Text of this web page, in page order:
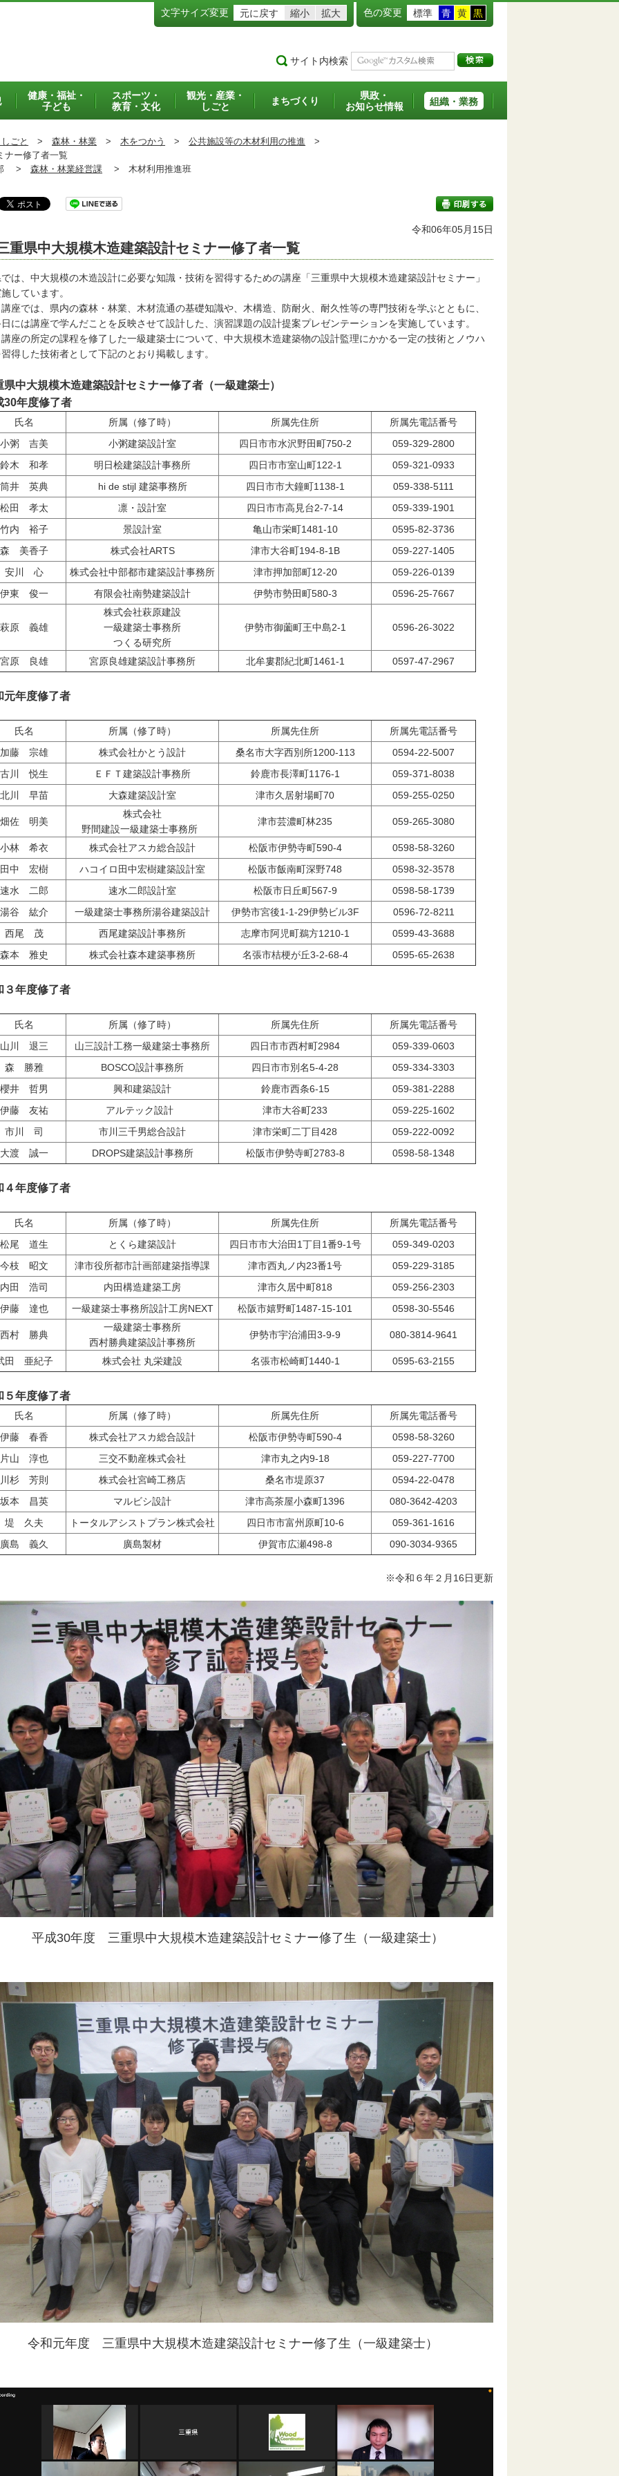
文字サイズ変更 元に戻す 縮小 拡大 色の変更 標準 青 黄 黒
サイト内検索
健康・福祉・
子ども
スポーツ・
教育・文化
観光・産業・
しごと
まちづくり
県政・
お知らせ情報
組織・業務
ごと > 森林・林業 > 木をつかう > 公共施設等の木材利用の推進 >
ー修了者一覧
>
森林・林業経営課 > 木材利用推進班
印刷する
令和06年05月15日
重県中大規模木造建築設計セミナー修了者一覧
、中大規模の木造設計に必要な知識・技術を習得するための講座「三重県中大規模木造建築設計セミナー」
しています。
では、県内の森林・林業、木材流通の基礎知識や、木構造、防耐火、耐久性等の専門技術を学ぶとともに、
には講座で学んだことを反映させて設計した、演習課題の設計提案プレゼンテーションを実施しています。
の所定の課程を修了した一級建築士について、中大規模木造建築物の設計監理にかかる一定の技術とノウハ
得した技術者として下記のとおり掲載します。
県中大規模木造建築設計セミナー修了者（一級建築士）
30年度修了者
氏名 所属（修了時） 所属先住所
所属先電話番号
小粥 吉美
小粥建築設計室 四日市市水沢野田町750-2
059-329-2800
鈴木 和孝
明日桧建築設計事務所 四日市市室山町122-1
059-321-0933
筒井 英典
hi de stijl 建築事務所 四日市市大鐘町1138-1
059-338-5111
松田 孝太
凛・設計室 四日市市高見台2-7-14
059-339-1901
竹内 裕子
景設計室 亀山市栄町1481-10
0595-82-3736
森 美香子
株式会社ARTS 津市大谷町194-8-1B
059-227-1405
安川 心
株式会社中部都市建築設計事務所 津市押加部町12-20
059-226-0139
伊東 俊一
有限会社南勢建築設計 伊勢市勢田町580-3 0596-25-7667
萩原 義雄
株式会社萩原建設
一級建築士事務所
つくる研究所
伊勢市御薗町王中島2-1 0596-26-3022
宮原 良雄 宮原良雄建築設計事務所 北牟婁郡紀北町1461-1 0597-47-2967
元年度修了者
氏名 所属（修了時） 所属先住所
所属先電話番号
加藤 宗雄
株式会社かとう設計 桑名市大字西別所1200-113
0594-22-5007
古川 悦生
ＥＦＴ建築設計事務所 鈴鹿市長澤町1176-1
059-371-8038
北川 早苗
大森建築設計室 津市久居射場町70 059-255-0250
畑佐 明美
株式会社
野間建設一級建築士事務所
津市芸濃町林235 059-265-3080
小林 希衣 株式会社アスカ総合設計 松阪市伊勢寺町590-4
0598-58-3260
田中 宏樹
ハコイロ田中宏樹建築設計室 松阪市飯南町深野748
0598-32-3578
速水 二郎
速水二郎設計室 松阪市日丘町567-9
0598-58-1739
湯谷 紘介
一級建築士事務所湯谷建築設計 伊勢市宮後1-1-29伊勢ビル3F
0596-72-8211
西尾 茂
西尾建築設計事務所 志摩市阿児町鵜方1210-1
0599-43-3688
森本 雅史
株式会社森本建築事務所 名張市桔梗が丘3-2-68-4 0595-65-2638
３年度修了者
氏名 所属（修了時） 所属先住所
所属先電話番号
山川 退三
山三設計工務一級建築士事務所 四日市市西村町2984
059-339-0603
森 勝雅
BOSCO設計事務所 四日市市別名5-4-28
059-334-3303
櫻井 哲男
興和建築設計 鈴鹿市西条6-15
059-381-2288
伊藤 友祐
アルテック設計 津市大谷町233
059-225-1602
市川 司
市川三千男総合設計 津市栄町二丁目428
059-222-0092
大渡 誠一
DROPS建築設計事務所 松阪市伊勢寺町2783-8 0598-58-1348
４年度修了者
氏名 所属（修了時） 所属先住所
所属先電話番号
松尾 道生
とくら建築設計 四日市市大治田1丁目1番9-1号
059-349-0203
今枝 昭文
津市役所都市計画部建築指導課 津市西丸ノ内23番1号
059-229-3185
内田 浩司
内田構造建築工房 津市久居中町818
059-256-2303
伊藤 達也
一級建築士事務所設計工房NEXT 松阪市嬉野町1487-15-101 0598-30-5546
西村 勝典
一級建築士事務所
西村勝典建築設計事務所
伊勢市宇治浦田3-9-9 080-3814-9641
田 亜紀子 株式会社 丸栄建設 名張市松崎町1440-1 0595-63-2155
５年度修了者
氏名 所属（修了時） 所属先住所
所属先電話番号
伊藤 春香
株式会社アスカ総合設計 松阪市伊勢寺町590-4
0598-58-3260
片山 淳也
三交不動産株式会社 津市丸之内9-18
059-227-7700
川杉 芳則
株式会社宮崎工務店 桑名市堤原37
0594-22-0478
坂本 昌英
マルビシ設計 津市高茶屋小森町1396
080-3642-4203
堤 久夫
トータルアシストプラン株式会社 四日市市富州原町10-6
059-361-1616
廣島 義久
廣島製材 伊賀市広瀬498-8 090-3034-9365
※令和６年２月16日更新
平成30年度 三重県中大規模木造建築設計セミナー修了生（一級建築士）
令和元年度 三重県中大規模木造建築設計セミナー修了生（一級建築士）